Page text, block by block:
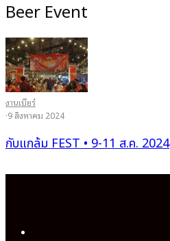
Beer Event
งานเบียร์
·9 สิงหาคม 2024
กับแกล้ม FEST • 9-11 ส.ค. 2024